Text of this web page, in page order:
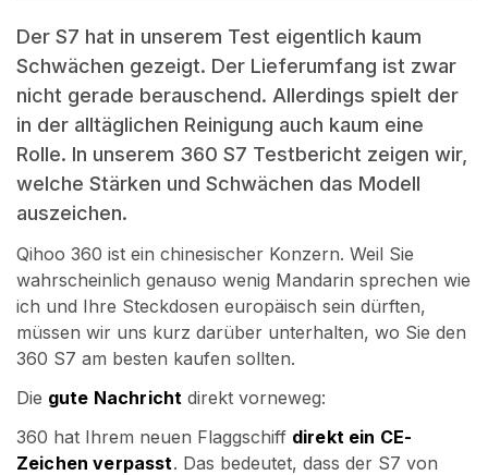
Der S7 hat in unserem Test eigentlich kaum
Schwächen gezeigt. Der Lieferumfang ist zwar
nicht gerade berauschend. Allerdings spielt der
in der alltäglichen Reinigung auch kaum eine
Rolle. In unserem 360 S7 Testbericht zeigen wir,
welche Stärken und Schwächen das Modell
auszeichen.
Qihoo 360 ist ein chinesischer Konzern. Weil Sie
wahrscheinlich genauso wenig Mandarin sprechen wie
ich und Ihre Steckdosen europäisch sein dürften,
müssen wir uns kurz darüber unterhalten, wo Sie den
360 S7 am besten kaufen sollten.
Die gute Nachricht direkt vorneweg:
360 hat Ihrem neuen Flaggschiff direkt ein CE-
Zeichen verpasst. Das bedeutet, dass der S7 von